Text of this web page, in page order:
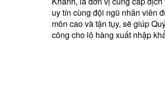
uy tín cùng đội ngũ nhân viên
môn cao và tận tụy, sẽ giúp
công cho lô hàng xuất nhập